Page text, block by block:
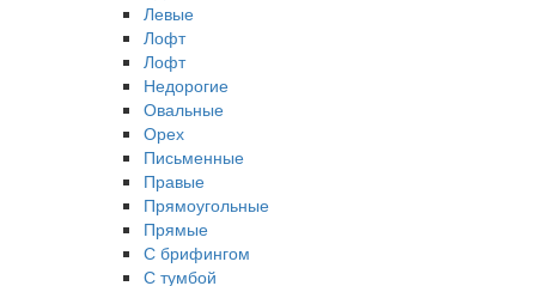
Левые
Лофт
Лофт
Недорогие
Овальные
Орех
Письменные
Правые
Прямоугольные
Прямые
С брифингом
С тумбой